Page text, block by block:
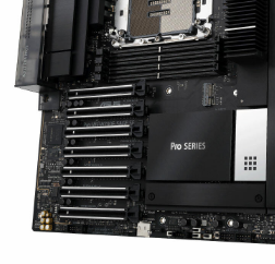
in den
(EEC)
und sind in einer Wi-
erhältlich, die jeweils als
und Pro WS X690E-SAGE